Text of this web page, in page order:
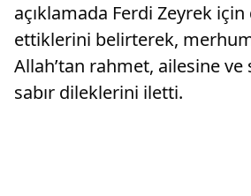
açıklamada Ferdi Zeyrek
ettiklerini belirterek,
Allah’tan rahmet, ailesine ve
sabır dileklerini iletti.